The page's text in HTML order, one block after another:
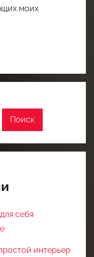
моих
Поиск
себя
интерьер